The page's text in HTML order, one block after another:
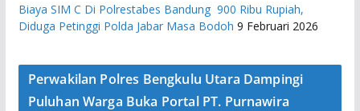
Biaya SIM C Di Polrestabes Bandung 900 Ribu Rupiah,
Diduga Petinggi Polda Jabar Masa Bodoh 9 Februari 2026
Perwakilan Polres Bengkulu Utara Dampingi
Puluhan Warga Buka Portal PT. Purnawira